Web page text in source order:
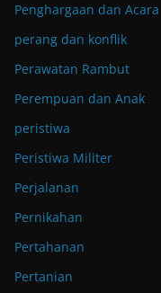
Penghargaan dan Acara
perang dan konflik
Perawatan Rambut
Perempuan dan Anak
peristiwa
Peristiwa Militer
Perjalanan
Pernikahan
Pertahanan
Pertanian